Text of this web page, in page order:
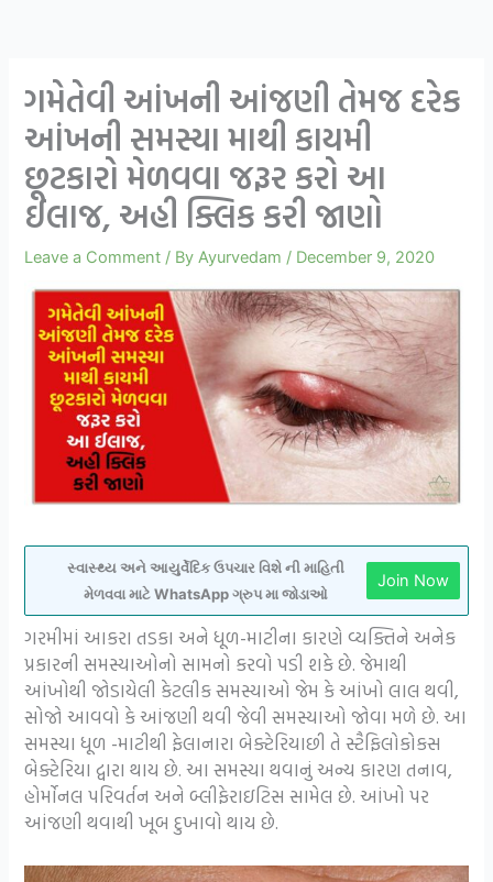
ગમેતેવી આંખની આંજણી તેમજ દરેક
આંખની સમસ્યા માથી કાયમી
છૂટકારો મેળવવા જરૂર કરો આ
ઈલાજ, અહી ક્લિક કરી જાણો
Leave a Comment / ByAyurvedam / December 9, 2020
સ્વાસ્થ્ય અને આયુર્વેદિક ઉપચાર વિશે ની માહિતી
મેળવવા માટે WhatsApp ગ્રુપ મા જોડાઓ
Join Now
ગરમીમાં આકરા તડકા અને ધૂળ-માટીના કારણે વ્યક્તિને અનેક
પ્રકારની સમસ્યાઓનો સામનો કરવો પડી શકે છે. જેમાથી
આંખોથી જોડાયેલી કેટલીક સમસ્યાઓ જેમ કે આંખો લાલ થવી,
સોજો આવવો કે આંજણી થવી જેવી સમસ્યાઓ જોવા મળે છે. આ
સમસ્યા ધૂળ -માટીથી ફેલાનારા બેક્ટેરિયાછી તે સ્ટૈફિલોકોકસ
બેક્ટેરિયા દ્વારા થાય છે. આ સમસ્યા થવાનું અન્ય કારણ તનાવ,
હોર્મોનલ પરિવર્તન અને બ્લીફેરાઇટિસ સામેલ છે. આંખો પર
આંજણી થવાથી ખૂબ દુખાવો થાય છે.